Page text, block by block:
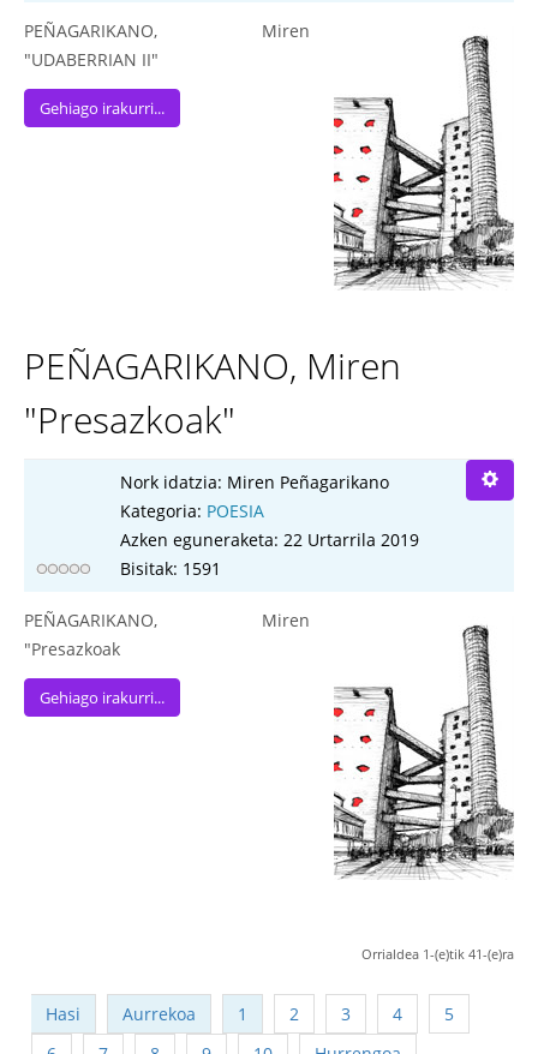
PEÑAGARIKANO, Miren
"UDABERRIAN II"
Gehiago irakurri...
PEÑAGARIKANO, Miren
"Presazkoak"
Nork idatzia: Miren Peñagarikano
Kategoria: POESIA
Azken eguneraketa: 22 Urtarrila 2019
Bisitak: 1591
PEÑAGARIKANO, Miren
"Presazkoak
Gehiago irakurri...
Orrialdea 1-(e)tik 41-(e)ra
Hasi Aurrekoa 1 2 3 4
5